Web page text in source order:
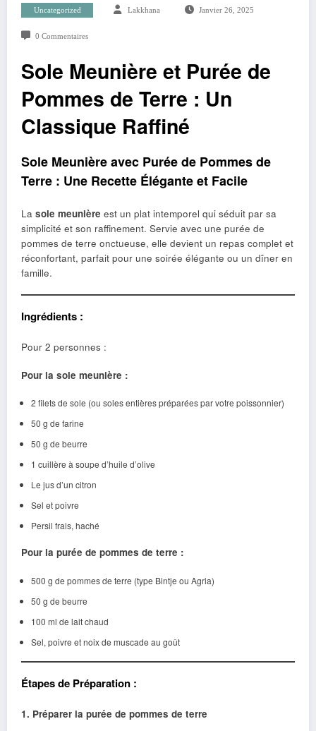
Uncategorized Lakkhana Janvier 26, 2025
0 Commentaires
Sole Meunière et Purée de
Pommes de Terre : Un
Classique Raffiné
Sole Meunière avec Purée de Pommes de
Terre : Une Recette Élégante et Facile
La sole meunière est un plat intemporel qui séduit par sa
simplicité et son raffinement. Servie avec une purée de
pommes de terre onctueuse, elle devient un repas complet et
réconfortant, parfait pour une soirée élégante ou un dîner en
famille.
Ingrédients :
Pour 2 personnes :
Pour la sole meunière :
2 filets de sole (ou soles entières préparées par votre poissonnier)
50 g de farine
50 g de beurre
1 cuillère à soupe d’huile d’olive
Le jus d’un citron
Sel et poivre
Persil frais, haché
Pour la purée de pommes de terre :
500 g de pommes de terre (type Bintje ou Agria)
50 g de beurre
100 ml de lait chaud
Sel, poivre et noix de muscade au goût
Étapes de Préparation :
1. Préparer la purée de pommes de terre